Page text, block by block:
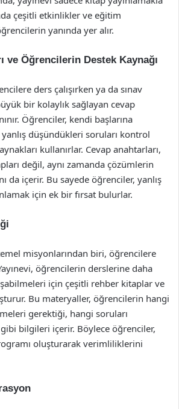
çeşitli etkinlikler ve eğitim
yanında yer alır.
ve Öğrencilerin Destek Kaynağı
ders çalışırken ya da sınav
bir kolaylık sağlayan cevap
Öğrenciler, kendi başlarına
yanlış düşündükleri soruları kontrol
kullanırlar. Cevap anahtarları,
değil, aynı zamanda çözümlerin
da içerir. Bu sayede öğrenciler, yanlış
için ek bir fırsat bulurlar.
temel misyonlarından biri, öğrencilere
öğrencilerin derslerine daha
için çeşitli rehber kitaplar ve
Bu materyaller, öğrencilerin hangi
gerektiği, hangi soruları
bilgileri içerir. Böylece öğrenciler,
oluşturarak verimliliklerini